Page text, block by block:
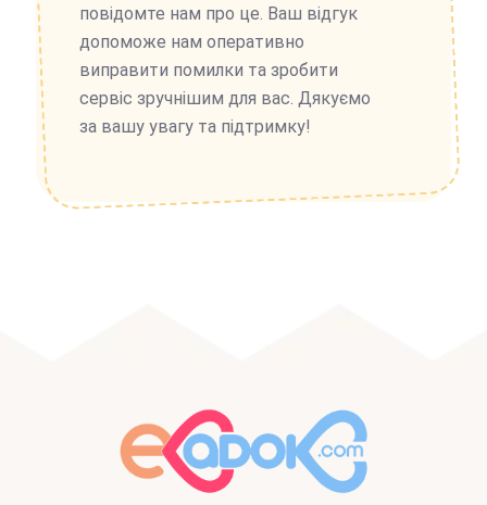
повідомте нам про це. Ваш відгук
допоможе нам оперативно
виправити помилки та зробити
сервіс зручнішим для вас. Дякуємо
за вашу увагу та підтримку!